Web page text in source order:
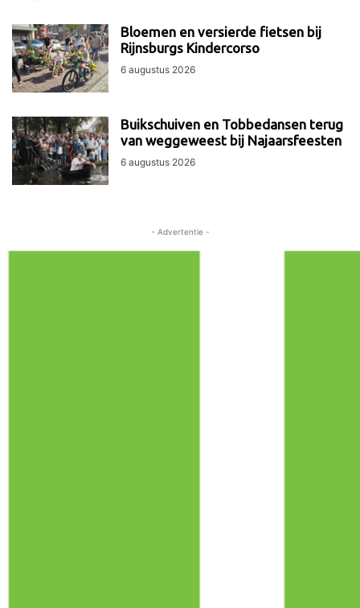
Bloemen en versierde fietsen bij
Rijnsburgs Kindercorso
6 augustus 2026
Buikschuiven en Tobbedansen terug
van weggeweest bij Najaarsfeesten
6 augustus 2026
- Advertentie -